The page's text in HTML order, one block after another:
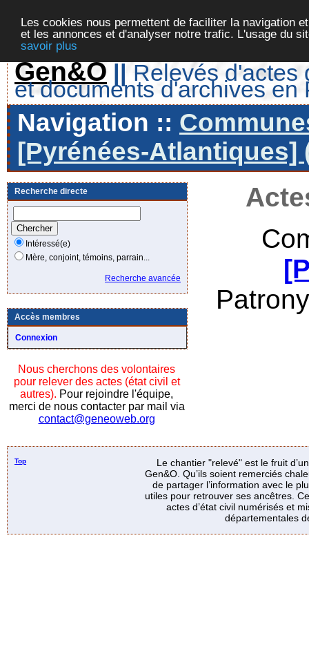
Les cookies nous permettent de faciliter la navigation
et les annonces et d'analyser notre trafic. L'usage du
savoir plus
Gen&O || Relevés d'actes
et documents d'archives en
Navigation ::
[Pyrénées-Atlantiques]
Recherche directe
Intéressé(e)
Mère, conjoint, témoins, parrain...
Recherche avancée
Accès membres
Connexion
Nous cherchons des volontaires
pour relever des actes (état civil et
autres). Pour rejoindre l'équipe,
merci de nous contacter par mail via
contact@geneoweb.org
Top
Le chantier "relevé" est le fruit
Gen&O. Qu’ils soient remerciés
de partager l’information avec le
utiles pour retrouver ses ancêtres.
actes d’état civil numérisés et
départementales